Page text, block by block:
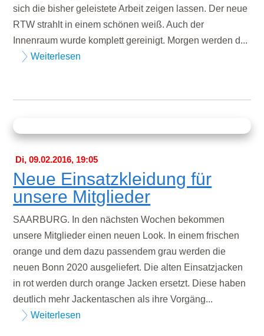
sich die bisher geleistete Arbeit zeigen lassen. Der neue
RTW strahlt in einem schönen weiß. Auch der
Innenraum wurde komplett gereinigt. Morgen werden d...
Weiterlesen
Di, 09.02.2016, 19:05
Neue Einsatzkleidung für
unsere Mitglieder
SAARBURG. In den nächsten Wochen bekommen
unsere Mitglieder einen neuen Look. In einem frischen
orange und dem dazu passendem grau werden die
neuen Bonn 2020 ausgeliefert. Die alten Einsatzjacken
in rot werden durch orange Jacken ersetzt. Diese haben
deutlich mehr Jackentaschen als ihre Vorgäng...
Weiterlesen